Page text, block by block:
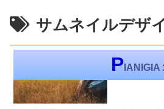
サムネイルデザ
P